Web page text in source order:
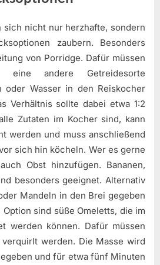
sich nicht nur herzhafte, sondern
zaubern. Besonders
von Porridge. Dafür müssen
eine andere Getreidesorte
oder Wasser in den Reiskocher
Verhältnis sollte dabei etwa 1:2
Zutaten im Kocher sind, kann
werden und muss anschließend
sich hin köcheln. Wer es gerne
Obst hinzufügen. Bananen,
besonders geeignet. Alternativ
Mandeln in den Brei gegeben
sind süße Omeletts, die im
werden können. Dafür müssen
werden. Die Masse wird
und für etwa fünf Minuten